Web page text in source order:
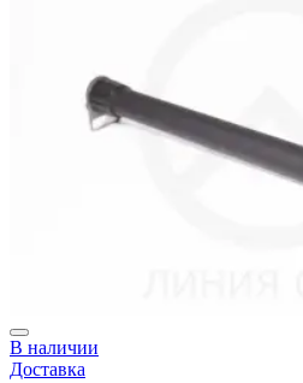
В наличии
Доставка